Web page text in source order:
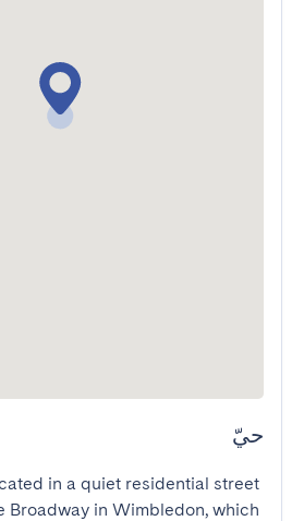
حيّ
in a quiet residential street
Broadway in Wimbledon, which